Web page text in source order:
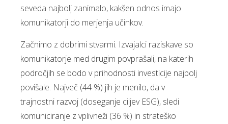
seveda najbolj zanimalo, kakšen odnos imajo
komunikatorji do merjenja učinkov.
Začnimo z dobrimi stvarmi. Izvajalci raziskave so
komunikatorje med drugim povprašali, na katerih
področjih se bodo v prihodnosti investicije najbolj
povišale. Največ (44 %) jih je menilo, da v
trajnostni razvoj (doseganje ciljev ESG), sledi
komuniciranje z vplivneži (36 %) in strateško